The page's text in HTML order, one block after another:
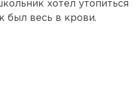
хотел утопиться
был весь в крови.